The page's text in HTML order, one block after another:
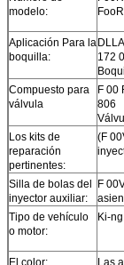
modelo:
Aplicación Para la
boquilla:
172
Compuesto para
válvula
F 00
806
Los kits de
reparación
pertinentes:
(F
Silla de bolas del
inyector auxiliar:
F
Tipo de vehículo
o motor:
Ki-
El color:
Las